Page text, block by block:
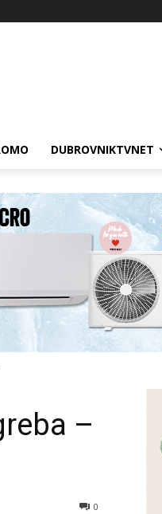
DUBROVNIKTVNET
–
0